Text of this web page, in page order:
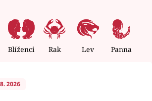
Blíženci Rak Lev Panna
2026